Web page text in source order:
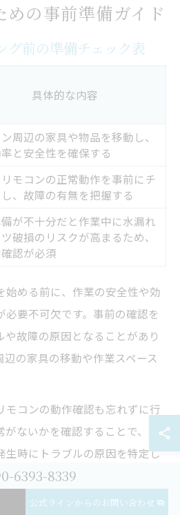
めの事前準備ガイド
グ前の準備チェック表
具体的な内容
周辺の家具や物品を移動し、
と安全性を確保する
モコンの正常動作を事前にチ
、故障の有無を把握する
が不十分だと作業中に水漏れ
破損のリスクが高まるため、
認が必須
始める前に、作業の安全性や効
必要不可欠です。事前の確認を
故障の原因となることがあり
の家具の移動や作業スペース
モコンの動作確認も忘れずに行
ないかを確認することで、ク
生時にトラブルの原因を特定し
不十分だと、作業中の水漏れや
まるため、慎重にチェックリス
6393-8339
公式ラインからのお問い合わせ